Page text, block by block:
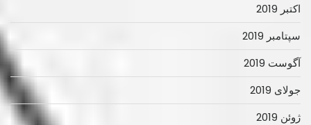
اکتبر 2019
سپتامبر 2019
آگوست 2019
جولای 2019
ژوئن 2019